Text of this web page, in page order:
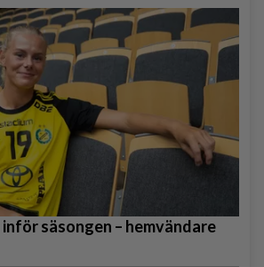
säsongen – hemvändare